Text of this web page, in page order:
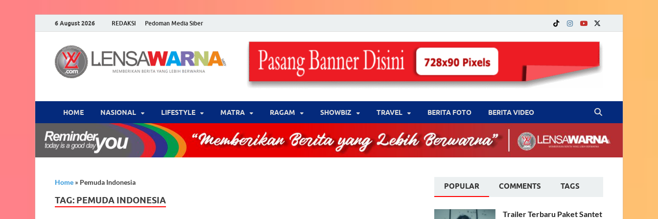
6 August 2026 REDAKSI Pedoman Media Siber
LENSA WARNA .com
Memberikan Berita yang Lebih Berwarna
HOME NASIONAL ‎LIFESTYLE MATRA ‎RAGAM ‎SHOWBIZ ‎TRAVEL BERITA FOTO BERITA VIDEO
Home » Pemuda Indonesia
TAG: PEMUDA INDONESIA
POPULAR COMMENTS TAGS
Trailer Terbaru Paket Santet